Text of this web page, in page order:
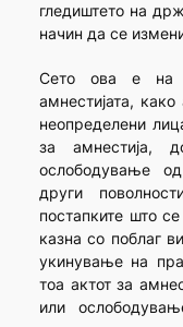
гледиштето на
начин да се
Сето ова е на
амнестијата,
неопределени
за амнестија,
ослободување
други
постапките што
казна со поблаг
укину­вање на
тоа актот за
или